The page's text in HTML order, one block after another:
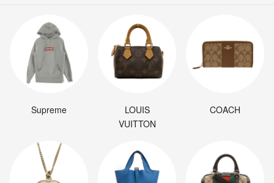
Supreme
LOUIS
VUITTON
COACH